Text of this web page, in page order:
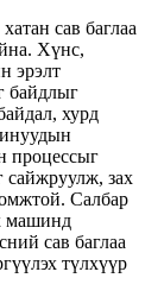
сав баглаа
Хүнс,
эрэлт
байдлыг
хурд
процессыг
сайжруулж, зах
Салбар
машинд
сав баглаа
түлхүүр